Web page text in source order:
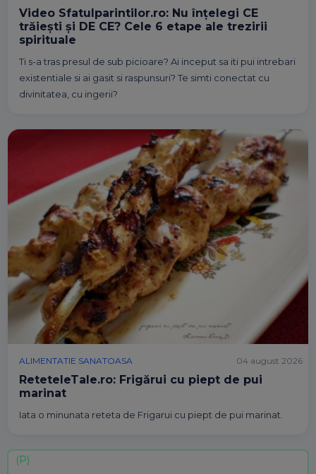
Video Sfatulparintilor.ro: Nu înțelegi CE
trăiești și DE CE? Cele 6 etape ale trezirii
spirituale
Ti s-a tras presul de sub picioare? Ai inceput sa iti pui intrebari
existentiale si ai gasit si raspunsuri? Te simti conectat cu
divinitatea, cu ingerii?
ALIMENTATIE SANATOASA
ReteteleTale.ro: Frigărui cu piept de pui
marinat
Iata o minunata reteta de Frigarui cu piept de pui marinat.
04 august 2026